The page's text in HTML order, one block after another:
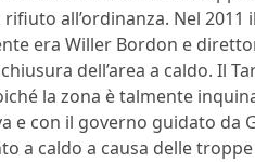
all’ordinanza. Nel 2011
era Willer Bordon e
dell’area a caldo. Il
la zona è talmente
e con il governo guidato da
a caldo a causa delle